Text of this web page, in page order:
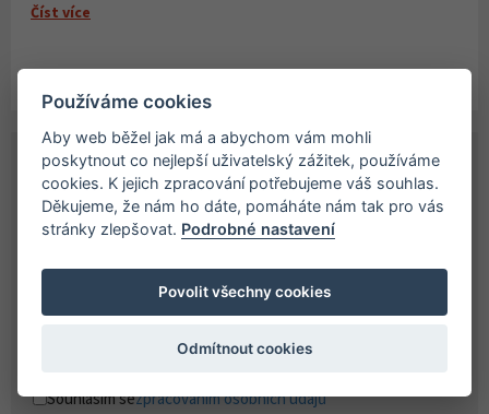
Číst více
PŘIHLASTE SE K ODBĚRU NOVINEK
Souhlasím sezpracováním osobních údajů
Používáme cookies
Aby web běžel jak má a abychom vám mohli
poskytnout co nejlepší uživatelský zážitek, používáme
cookies. K jejich zpracování potřebujeme váš souhlas.
Děkujeme, že nám ho dáte, pomáháte nám tak pro vás
stránky zlepšovat. Podrobné nastavení
Povolit všechny cookies
Odmítnout cookies